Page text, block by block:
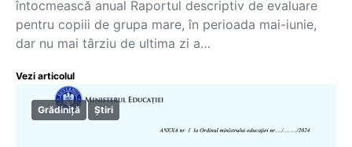
întocmească anual Raportul descriptiv de evaluare
pentru copiii de grupa mare, în perioada mai-iunie,
dar nu mai târziu de ultima zi a…
Vezi articolul
Grădiniță Știri